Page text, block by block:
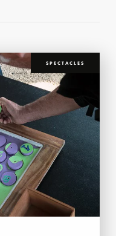
SPECTACLES